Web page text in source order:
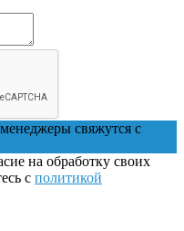
свяжутся с
на обработку своих
с политикой